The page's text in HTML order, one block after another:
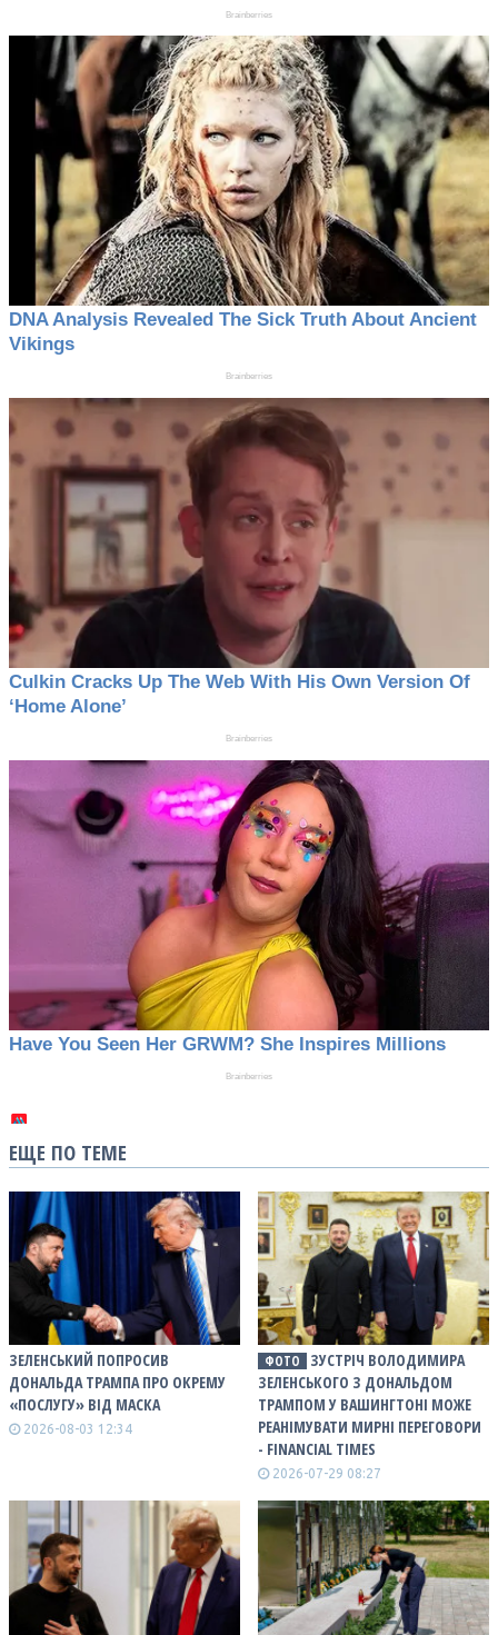
ЕЩЕ ПО ТЕМЕ
ЗЕЛЕНСЬКИЙ ПОПРОСИВ
ДОНАЛЬДА ТРАМПА ПРО ОКРЕМУ
«ПОСЛУГУ» ВІД МАСКА
2026-08-03 12:34
ФОТО
ЗУСТРІЧ ВОЛОДИМИРА
ЗЕЛЕНСЬКОГО З ДОНАЛЬДОМ
ТРАМПОМ У ВАШИНГТОНІ МОЖЕ
РЕАНІМУВАТИ МИРНІ ПЕРЕГОВОРИ
- FINANCIAL TIMES
2026-07-29 08:27